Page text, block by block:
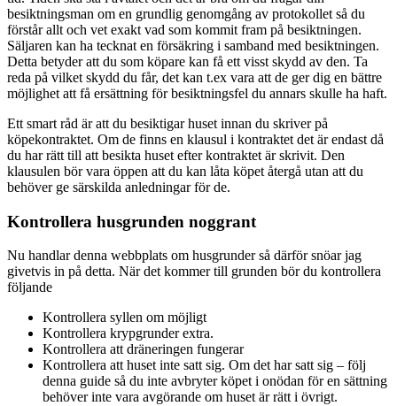
besiktningsman om en grundlig genomgång av protokollet så du
förstår allt och vet exakt vad som kommit fram på besiktningen.
Säljaren kan ha tecknat en försäkring i samband med besiktningen.
Detta betyder att du som köpare kan få ett visst skydd av den. Ta
reda på vilket skydd du får, det kan t.ex vara att de ger dig en bättre
möjlighet att få ersättning för besiktningsfel du annars skulle ha haft.
Ett smart råd är att du besiktigar huset innan du skriver på
köpekontraktet. Om de finns en klausul i kontraktet det är endast då
du har rätt till att besikta huset efter kontraktet är skrivit. Den
klausulen bör vara öppen att du kan låta köpet återgå utan att du
behöver ge särskilda anledningar för de.
Kontrollera husgrunden noggrant
Nu handlar denna webbplats om husgrunder så därför snöar jag
givetvis in på detta. När det kommer till grunden bör du kontrollera
följande
Kontrollera syllen om möjligt
Kontrollera krypgrunder extra.
Kontrollera att dräneringen fungerar
Kontrollera att huset inte satt sig. Om det har satt sig – följ
denna guide så du inte avbryter köpet i onödan för en sättning
behöver inte vara avgörande om huset är rätt i övrigt.